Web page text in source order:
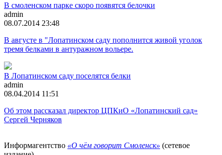
В смоленском парке скоро появятся белочки
admin
08.07.2014 23:48
В августе в "Лопатинском саду пополнится живой уголок
тремя белками в антуражном вольере.
В Лопатинском саду поселятся белки
admin
08.04.2014 11:51
Об этом рассказал директор ЦПКиО «Лопатинский сад»
Сергей Черняков
Информагентство «О чём говорит Смоленск» (сетевое